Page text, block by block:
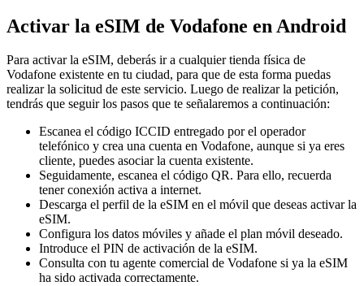
Activar la eSIM de Vodafone en Android
Para activar la eSIM, deberás ir a cualquier tienda física de
Vodafone existente en tu ciudad, para que de esta forma puedas
realizar la solicitud de este servicio. Luego de realizar la petición,
tendrás que seguir los pasos que te señalaremos a continuación:
Escanea el código ICCID entregado por el operador
telefónico y crea una cuenta en Vodafone, aunque si ya eres
cliente, puedes asociar la cuenta existente.
Seguidamente, escanea el código QR. Para ello, recuerda
tener conexión activa a internet.
Descarga el perfil de la eSIM en el móvil que deseas activar la
eSIM.
Configura los datos móviles y añade el plan móvil deseado.
Introduce el PIN de activación de la eSIM.
Consulta con tu agente comercial de Vodafone si ya la eSIM
ha sido activada correctamente.